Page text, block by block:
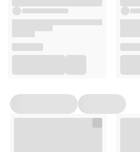
Opakowanie